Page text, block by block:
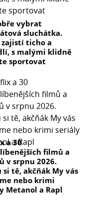
vybrat
sluchátka.
zajistí ticho a
s malými klidně
sportovat
a 30
filmů a
v srpnu 2026.
si tě, akčňák My vás
nebo krimi
Metanol a Rapl